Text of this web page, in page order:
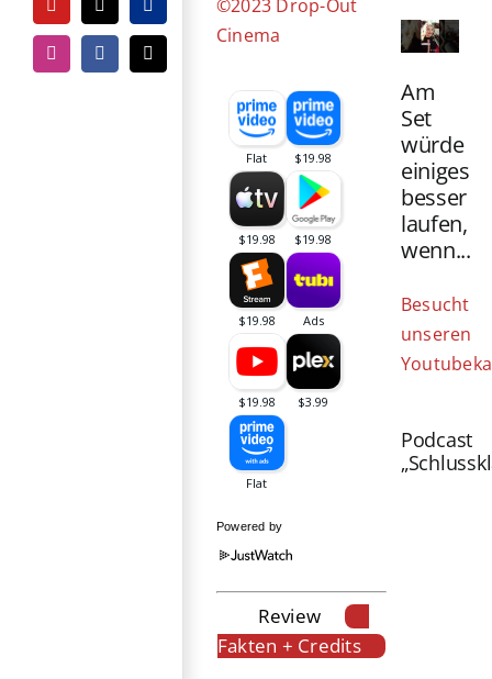
YouTubeTiktokPayPal
InstagramFacebook
E-
Mail
©2023 Drop-Out
Cinema
Powered by
Review
Fakten + Credits
Am
Set
würde
einiges
besser
laufen,
wenn...
Besucht
unseren
Podcast